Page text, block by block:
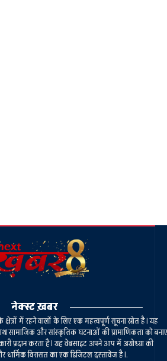
नेक्स्ट ख़बर
में रहने वालों के लिए एक महत्वपूर्ण सूचना स्रोत है। यह
सामाजिक और सांस्कृतिक घटनाओं की प्रामाणिकता को बनाए
प्रदान करता है। यह वेबसाइट अपने आप में अयोध्या की
धार्मिक विरासत का एक डिजिटल दस्तावेज है।.